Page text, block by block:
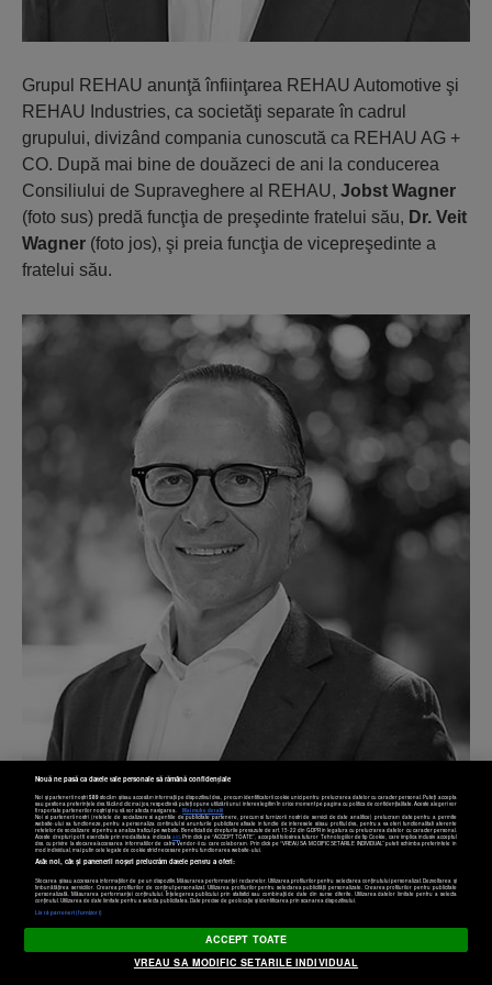
Grupul REHAU anunţă înfiinţarea REHAU Automotive şi
REHAU Industries, ca societăţi separate în cadrul
grupului, divizând compania cunoscută ca REHAU AG +
CO. După mai bine de douăzeci de ani la conducerea
Consiliului de Supraveghere al REHAU, Jobst Wagner
(foto sus) predă funcţia de preşedinte fratelui său, Dr. Veit
Wagner (foto jos), şi preia funcţia de vicepreşedinte a
fratelui său.
Setări cookies
Nouă ne pasă ca datele tale personale să rămână confidențiale
Noi și partenerii noștri589stocăm și/sau accesăm informații pe dispozitivul dvs., precum identificatorii cookie unici pentru prelucrarea datelor cu caracter personal. Puteți accepta
sau gestiona preferințele dvs. făcând clic mai jos, respectiv vă puteți opune utilizării unui interes legitim în orice moment pe pagina cu politica de confidențialitate. Aceste alegeri vor
fi raportate partenerilor noștri și nu vă vor afecta navigarea.
Mai multe detalii
Noi si partenerii nostri (retelele de socializare si agentiile de publicitate partenere, precum si furnizorii nostri de servicii de date analitice) prelucram date pentru a permite
website-ului sa functioneze, pentru a personaliza continutul si anunturile publicitare afisate in functie de interesele si/sau profilul dvs., pentru a va oferi functionalitati aferente
retelelor de socializare si pentru a analiza traficul pe website. Beneficiati de drepturile prevazute de art. 15-22 din GDPR in legatura cu prelucrarea datelor cu caracter personal.
Aceste drepturi pot fi exercitate prin modalitatea indicataaici. Prin click pe “ACCEPT TOATE”, acceptati folosirea tuturor Tehnologiilor de tip Cookie, care implica inclusiv acceptul
dvs. cu privire la stocarea/accesarea informatiilor de catre Vendor-ii cu care colaboram. Prin click pe “VREAU SA MODIFIC SETARILE INDIVIDUAL” puteti schimba preferintele in
mod individual, mai putin cele legate de cookie strict necesare pentru functionarea website-ului.
Atât noi, cât și partenerii noștri prelucrăm datele pentru a oferi:
Stocarea și/sau accesarea informațiilor de pe un dispozitiv. Măsurarea performanței reclamelor. Utilizarea profilurilor pentru selectarea conținutului personalizat. Dezvoltarea și
îmbunătățirea serviciilor. Crearea profilurilor de conținut personalizat. Utilizarea profilurilor pentru selectarea publicității personalizate. Crearea profilurilor pentru publicitate
personalizată. Măsurarea performanței conținutului. Înțelegerea publicului prin statistici sau combinații de date din surse diferite. Utilizarea datelor limitate pentru a selecta
conținutul. Utilizarea de date limitate pentru a selecta publicitatea. Date precise de geolocație și identificarea prin scanarea dispozitivului.
Listă parteneri (furnizori)
ACCEPT TOATE
VREAU SA MODIFIC SETARILE INDIVIDUAL